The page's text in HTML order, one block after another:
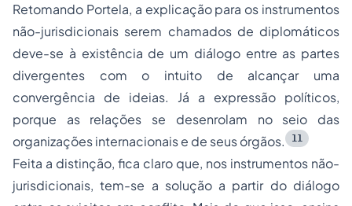
Retomando Portela, a explicação para os instrumentos
não-jurisdicionais serem chamados de diplomáticos
deve-se à existência de um diálogo entre as partes
divergentes com o intuito de alcançar uma
convergência de ideias. Já a expressão políticos,
porque as relações se desenrolam no seio das
organizações internacionais e de seus órgãos.
11
Feita a distinção, fica claro que, nos instrumentos não-
jurisdicionais, tem-se a solução a partir do diálogo